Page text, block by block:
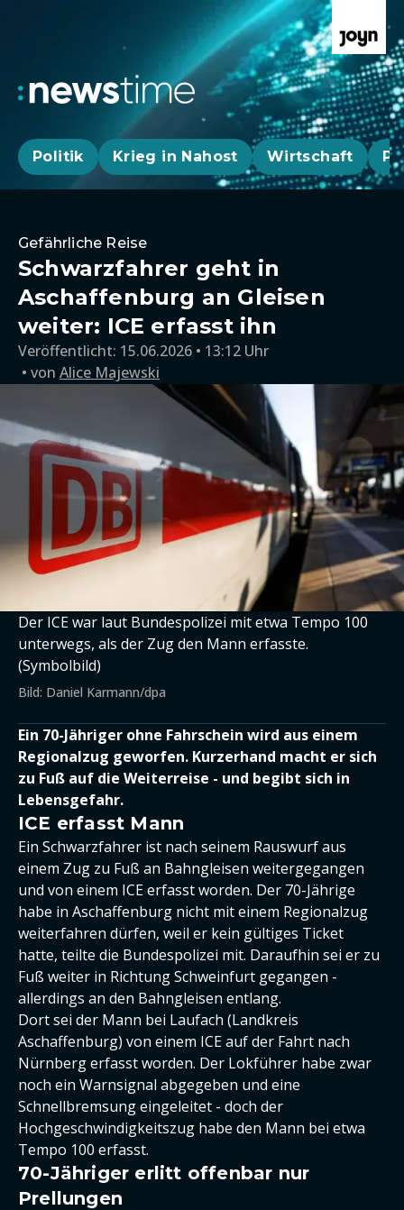
Politik Krieg in Nahost Wirtschaft
Gefährliche Reise
Schwarzfahrer geht in
Aschaffenburg an Gleisen
weiter: ICE erfasst ihn
Veröffentlicht: 15.06.2026 • 13:12 Uhr
von Alice Majewski
Der ICE war laut Bundespolizei mit etwa Tempo 100
unterwegs, als der Zug den Mann erfasste.
(Symbolbild)
Bild: Daniel Karmann/dpa
Ein 70-Jähriger ohne Fahrschein wird aus einem
Regionalzug geworfen. Kurzerhand macht er sich
zu Fuß auf die Weiterreise - und begibt sich in
Lebensgefahr.
ICE erfasst Mann
Ein Schwarzfahrer ist nach seinem Rauswurf aus
einem Zug zu Fuß an Bahngleisen weitergegangen
und von einem ICE erfasst worden. Der 70-Jährige
habe in Aschaffenburg nicht mit einem Regionalzug
weiterfahren dürfen, weil er kein gültiges Ticket
hatte, teilte die Bundespolizei mit. Daraufhin sei er zu
Fuß weiter in Richtung Schweinfurt gegangen -
allerdings an den Bahngleisen entlang.
Dort sei der Mann bei Laufach (Landkreis
Aschaffenburg) von einem ICE auf der Fahrt nach
Nürnberg erfasst worden. Der Lokführer habe zwar
noch ein Warnsignal abgegeben und eine
Schnellbremsung eingeleitet - doch der
Hochgeschwindigkeitszug habe den Mann bei etwa
Tempo 100 erfasst.
70-Jähriger erlitt offenbar nur
Prellungen